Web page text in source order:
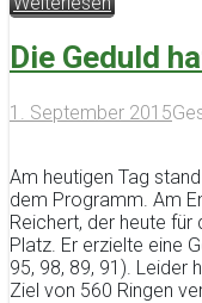
Die Geduld
1. September 2015
Am heutigen Tag
dem Programm. Am
Reichert, der heute für
Platz. Er erzielte eine
95, 98, 89, 91). Leider
Ziel von 560 Ringen